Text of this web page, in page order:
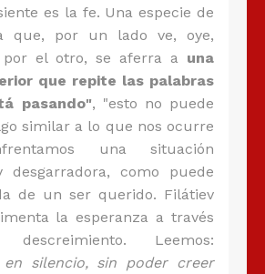
es la fe. Una especie de
que, por un lado ve, oye,
por el otro, se aferra a una
que repite las palabras
pasando", "esto no puede
similar a lo que nos ocurre
una situación
desgarradora, como puede
de un ser querido. Filátiev
la esperanza a través
Leemos:
en silencio, sin poder creer